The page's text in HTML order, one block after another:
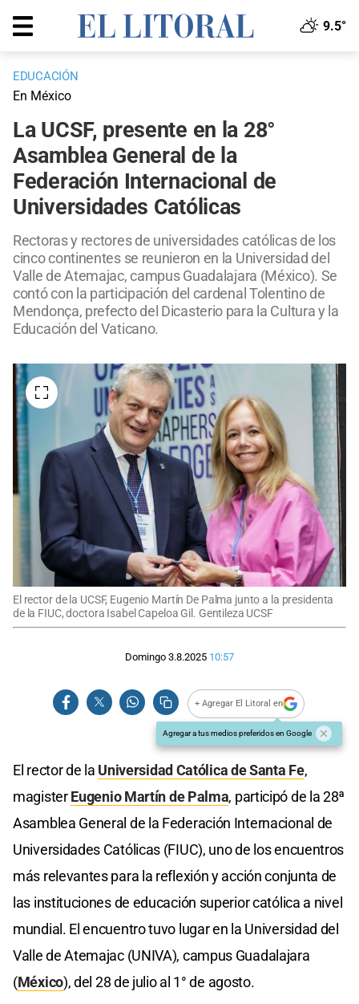
9.5°
EDUCACIÓN
En México
La UCSF, presente en la 28°
Asamblea General de la
Federación Internacional de
Universidades Católicas
Rectoras y rectores de universidades católicas de los
cinco continentes se reunieron en la Universidad del
Valle de Atemajac, campus Guadalajara (México). Se
contó con la participación del cardenal Tolentino de
Mendonça, prefecto del Dicasterio para la Cultura y la
Educación del Vaticano.
El rector de la UCSF, Eugenio Martín De Palma junto a la presidenta
de la FIUC, doctora Isabel Capeloa Gil. Gentileza UCSF
Domingo 3.8.2025 10:57
+ Agregar El Litoral en
Agregar a tus medios preferidos en Google
El rector de la Universidad Católica de Santa Fe,
magisterEugenio Martín de Palma, participó de la 28ª
Asamblea General de la Federación Internacional de
Universidades Católicas (FIUC), uno de los encuentros
más relevantes para la reflexión y acción conjunta de
las instituciones de educación superior católica a nivel
mundial. El encuentro tuvo lugar en la Universidad del
Valle de Atemajac (UNIVA), campus Guadalajara
(México), del 28 de julio al 1° de agosto.